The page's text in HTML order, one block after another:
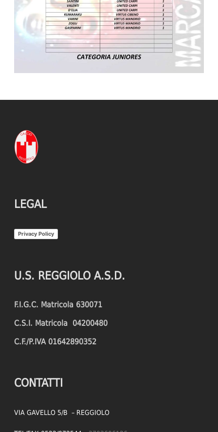
LEGAL
Privacy Policy
U.S. REGGIOLO A.S.D.
F.I.G.C. Matricola 630071
C.S.I. Matricola 04200480
C.F./P.IVA 01642890352
CONTATTI
VIA GAVELLO 5/B – REGGIOLO